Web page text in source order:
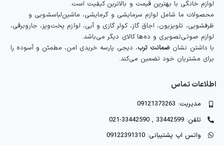
لوازم خانگی با بهترین قیمت و بالاترین کیفیت است.
محصولات ما شامل لوازم سرمایشی و گرمایشی، ماشین‌لباسشویی و
ظرفشویی، تلویزیون، اجاق گاز، کولر گازی و آبی، لوازم پخت‌وپز، جاروبرقی،
لوازم صوتی‌تصویری و ده‌ها کالای دیگر می‌باشد.
با داشتن نشان ضمانت ترب، دیجی پارسه خریدی امن، مطمئن و آسوده را
برای مشتریان خود تضمین می‌کند.
اطلاعات تماس
مدیریت: 09121373263
تلفن: 33442599 , 33442590-021
واتس اپ پشتیبانی: 09122391310